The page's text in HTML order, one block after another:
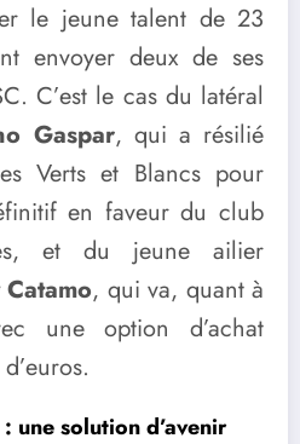
le jeune talent de 23
envoyer deux de ses
C’est le cas du latéral
Gaspar, qui a résilié
Verts et Blancs pour
en faveur du club
et du jeune ailier
, qui va, quant à
une option d’achat
une solution d’avenir